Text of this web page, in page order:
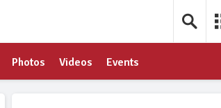
Photos Videos Events